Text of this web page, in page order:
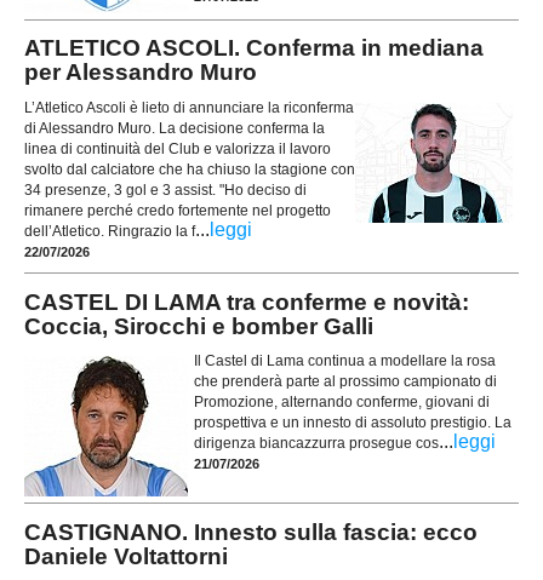
ATLETICO ASCOLI. Conferma in mediana
per Alessandro Muro
L’Atletico Ascoli è lieto di annunciare la riconferma
di Alessandro Muro. La decisione conferma la
linea di continuità del Club e valorizza il lavoro
svolto dal calciatore che ha chiuso la stagione con
34 presenze, 3 gol e 3 assist. "Ho deciso di
rimanere perché credo fortemente nel progetto
dell’Atletico. Ringrazio la f... leggi
22/07/2026
CASTEL DI LAMA tra conferme e novità:
Coccia, Sirocchi e bomber Galli
Il Castel di Lama continua a modellare la rosa
che prenderà parte al prossimo campionato di
Promozione, alternando conferme, giovani di
prospettiva e un innesto di assoluto prestigio. La
dirigenza biancazzurra prosegue cos... leggi
21/07/2026
CASTIGNANO. Innesto sulla fascia: ecco
Daniele Voltattorni